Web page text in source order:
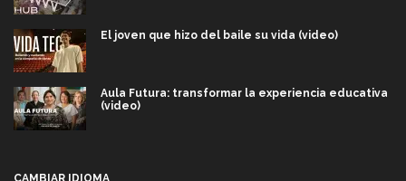
El joven que hizo del baile su vida (video)
Aula Futura: transformar la experiencia educativa
(video)
CAMBIAR IDIOMA